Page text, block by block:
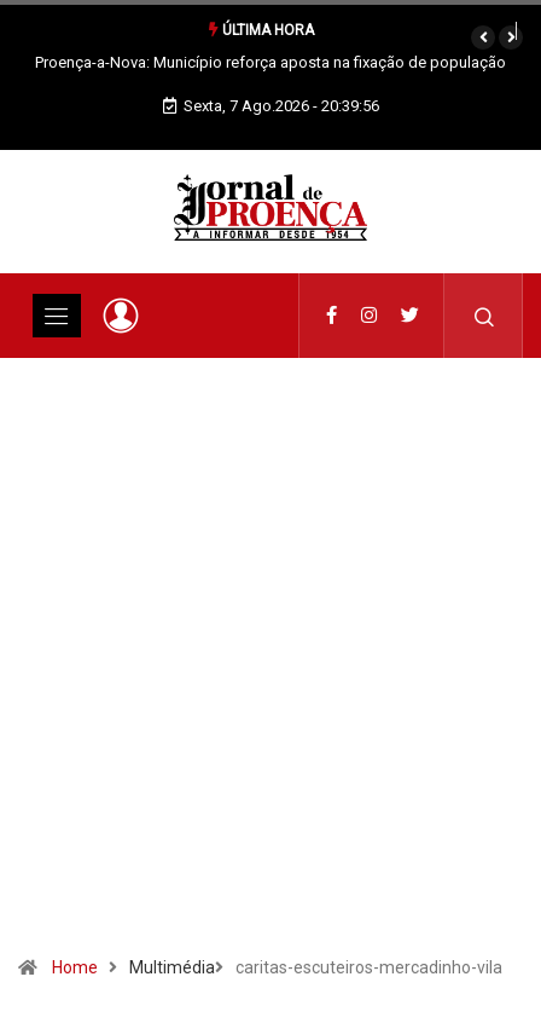
ÚLTIMA HORA
Sertã: Crianças imaginam o futuro da praia fluvial em exposição
Sexta, 7 Ago.2026 - 20:39:56
Home Multimédia caritas-escuteiros-mercadinho-vila